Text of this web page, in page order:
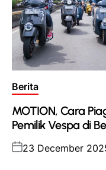
Posted
Berita
MOTION, Cara
Pemilik Vespa di
Posted
23 December